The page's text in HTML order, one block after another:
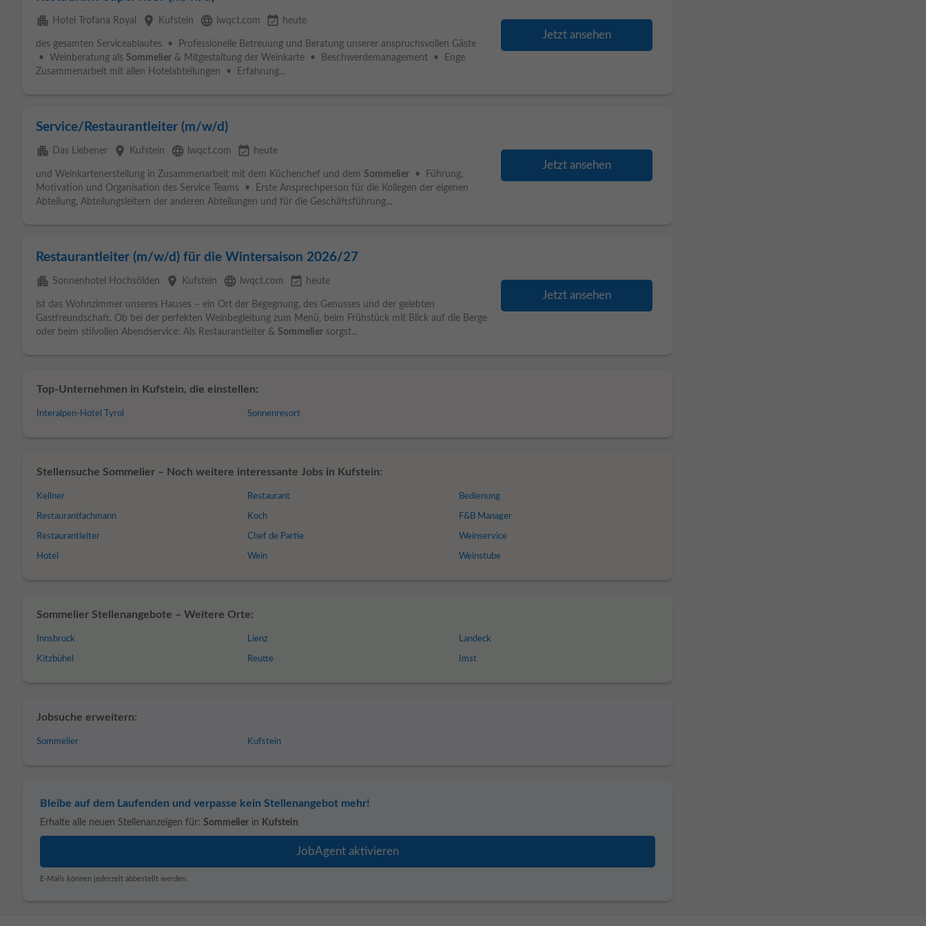
apartment Hotel Trofana Royal place Kufstein language lwqct.com event_available heute
des gesamten Serviceablaufes • Professionelle Betreuung und Beratung unserer anspruchsvollen Gäste
• Weinberatung als Sommelier & Mitgestaltung der Weinkarte • Beschwerdemanagement • Enge
Zusammenarbeit mit allen Hotelabteilungen • Erfahrung...
Jetzt ansehen
Service/Restaurantleiter (m/w/d)
apartment Das Liebener place Kufstein language lwqct.com event_available heute
und Weinkartenerstellung in Zusammenarbeit mit dem Küchenchef und dem Sommelier • Führung,
Motivation und Organisation des Service Teams • Erste Ansprechperson für die Kollegen der eigenen
Abteilung, Abteilungsleitern der anderen Abteilungen und für die Geschäftsführung...
Jetzt ansehen
Restaurantleiter (m/w/d) für die Wintersaison 2026/27
apartment Sonnenhotel Hochsölden place Kufstein language lwqct.com event_available heute
ist das Wohnzimmer unseres Hauses – ein Ort der Begegnung, des Genusses und der gelebten
Gastfreundschaft. Ob bei der perfekten Weinbegleitung zum Menü, beim Frühstück mit Blick auf die Berge
oder beim stilvollen Abendservice: Als Restaurantleiter & Sommelier sorgst...
Jetzt ansehen
Top-Unternehmen in Kufstein, die einstellen:
Interalpen-Hotel Tyrol Sonnenresort
Stellensuche Sommelier – Noch weitere interessante Jobs in Kufstein:
Kellner
Restaurantfachmann
Restaurantleiter
Hotel
Restaurant
Koch
Chef de Partie
Wein
Bedienung
F&B Manager
Weinservice
Weinstube
Sommelier Stellenangebote – Weitere Orte:
Innsbruck
Kitzbühel
Lienz
Reutte
Landeck
Imst
Jobsuche erweitern:
Sommelier Kufstein
Bleibe auf dem Laufenden und verpasse kein Stellenangebot mehr!
Erhalte alle neuen Stellenanzeigen für: Sommelier in Kufstein
E-Mails können jederzeit abbestellt werden.